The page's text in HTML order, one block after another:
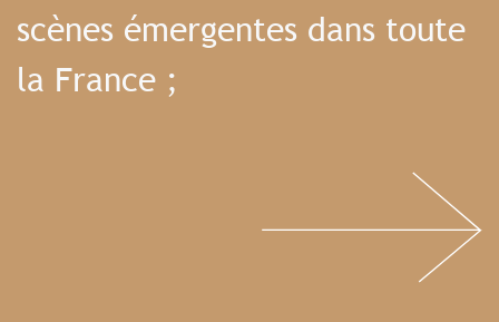
scènes émergentes dans toute
la France ;